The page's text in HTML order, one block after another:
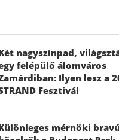
nagyszínpad,
felépülő álomváros
Ilyen lesz a
Fesztivál
mérnöki